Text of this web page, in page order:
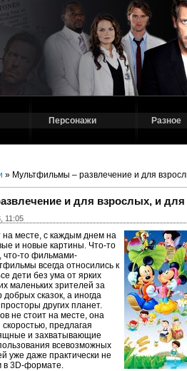
Персонажи Разное
» Мультфильмы – развлечение и для
и для взрослых, и для
11:05
на месте, с каждым днем на
и новые картины. Что-то
что-то фильмами-
всегда относились к
дети без ума от ярких
маленьких зрителей за
сказок, а иногда
других планет.
не стоит на месте, она
предлагая
и захватывающие
всевозможных
уже даже практически не
в 3D-формате.